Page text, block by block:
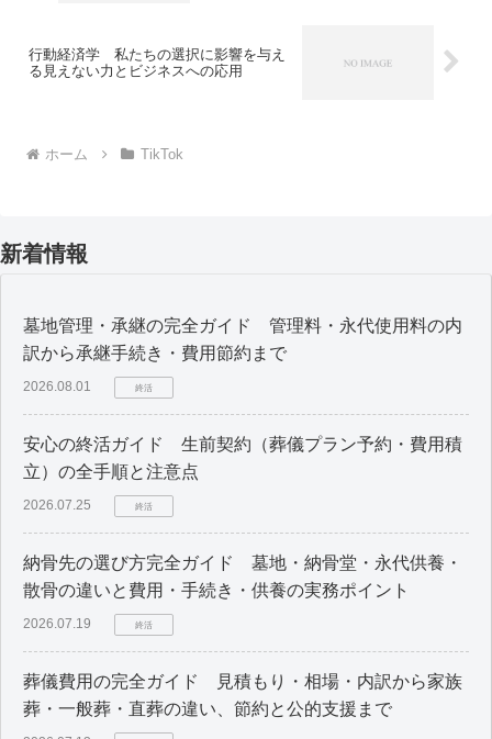
行動経済学 私たちの選択に影響を与え
る見えない力とビジネスへの応用
ホーム TikTok
新着情報
墓地管理・承継の完全ガイド 管理料・永代使用料の内
訳から承継手続き・費用節約まで
2026.08.01 終活
安心の終活ガイド 生前契約（葬儀プラン予約・費用積
立）の全手順と注意点
2026.07.25 終活
納骨先の選び方完全ガイド 墓地・納骨堂・永代供養・
散骨の違いと費用・手続き・供養の実務ポイント
2026.07.19 終活
葬儀費用の完全ガイド 見積もり・相場・内訳から家族
葬・一般葬・直葬の違い、節約と公的支援まで